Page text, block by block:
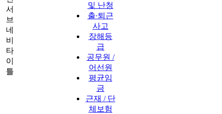
및 난청
출∙퇴근
사고
장해등
급
공무원 /
어선원
평균임
금
근재 / 단
체보험